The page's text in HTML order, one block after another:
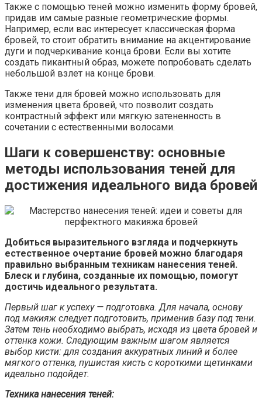
Также с помощью теней можно изменить форму бровей,
придав им самые разные геометрические формы.
Например, если вас интересует классическая форма
бровей, то стоит обратить внимание на акцентирование
дуги и подчеркивание конца брови. Если вы хотите
создать пикантный образ, можете попробовать сделать
небольшой взлет на конце брови.
Также тени для бровей можно использовать для
изменения цвета бровей, что позволит создать
контрастный эффект или мягкую затененность в
сочетании с естественными волосами.
Шаги к совершенству: основные
методы использования теней для
достижения идеального вида бровей
Добиться выразительного взгляда и подчеркнуть
естественное очертание бровей можно благодаря
правильно выбранным техникам нанесения теней.
Блеск и глубина, созданные их помощью, помогут
достичь идеального результата.
Первый шаг к успеху — подготовка. Для начала, основу
под макияж следует подготовить, применив базу под тени.
Затем тень необходимо выбрать, исходя из цвета бровей и
оттенка кожи. Следующим важным шагом является
выбор кисти: для создания аккуратных линий и более
мягкого оттенка, пушистая кисть с короткими щетинками
идеально подойдет.
Техника нанесения теней: